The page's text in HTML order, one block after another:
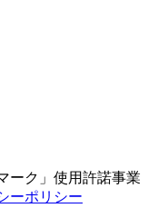
ーク」使用許諾事業
ーポリシー